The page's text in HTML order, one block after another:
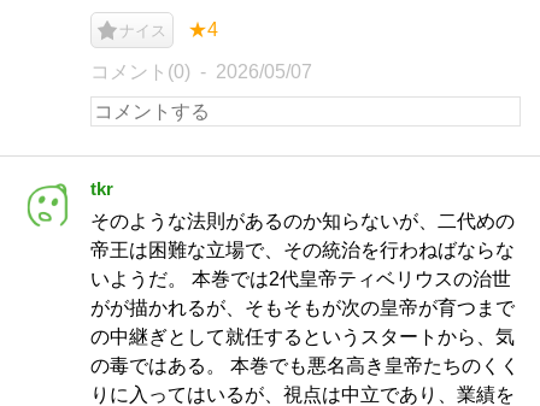
ナイス ★4
コメント(0) 2026/05/07
tkr
そのような法則があるのか知らないが、二代めの
帝王は困難な立場で、その統治を行わねばならな
いようだ。 本巻では2代皇帝ティベリウスの治世
がが描かれるが、そもそもが次の皇帝が育つまで
の中継ぎとして就任するというスタートから、気
の毒ではある。 本巻でも悪名高き皇帝たちのくく
りに入ってはいるが、視点は中立であり、業績を